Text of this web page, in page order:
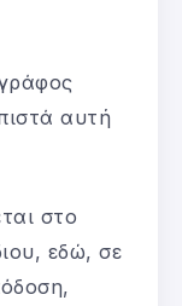
αυτή
στο
εδώ, σε